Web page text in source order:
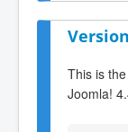
This is
Joomla!